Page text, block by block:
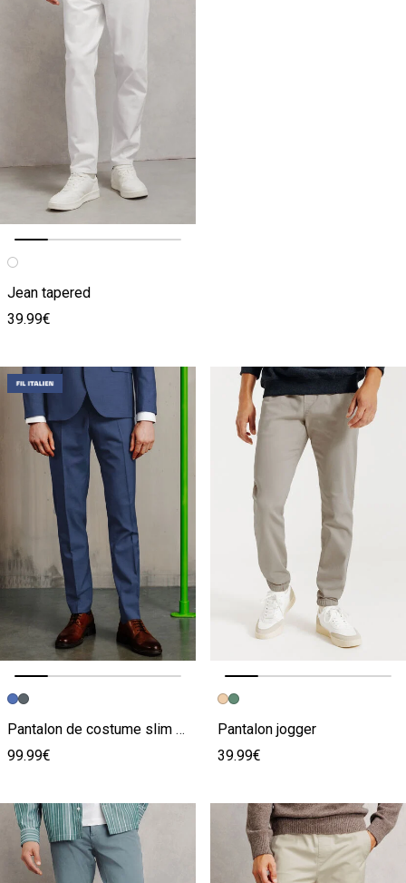
Image précédente
Image suivante
Jean tapered
39.99€
Image précédente
Image suivante
Pantalon de costume slim 100% laine italienne
99.99€
Image précédente
Image suivante
Pantalon jogger
39.99€